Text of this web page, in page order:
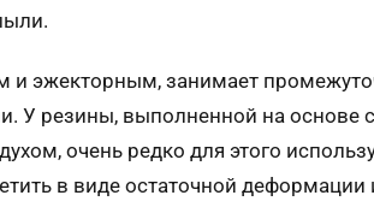
эжекторным, занимает
резины, выполненной на основе
очень редко для этого
в виде остаточной